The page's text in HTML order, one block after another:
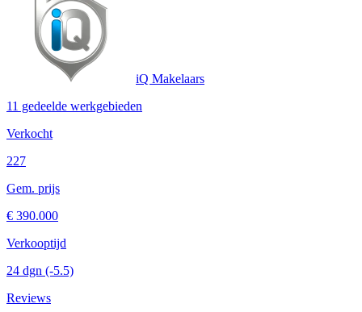
iQ Makelaars
11 gedeelde werkgebieden
Verkocht
227
Gem. prijs
€ 390.000
Verkooptijd
24 dgn (-5.5)
Reviews